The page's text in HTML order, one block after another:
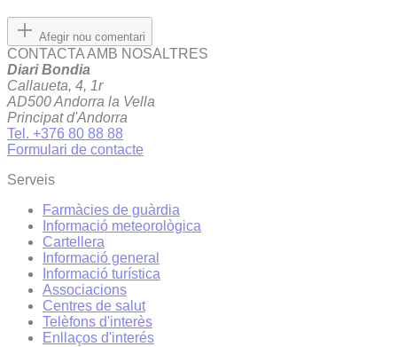
Afegir nou comentari
CONTACTA AMB NOSALTRES
Diari Bondia
Callaueta, 4, 1r
AD500 Andorra la Vella
Principat d'Andorra
Tel. +376 80 88 88
Formulari de contacte
Serveis
Farmàcies de guàrdia
Informació meteorològica
Cartellera
Informació general
Informació turística
Associacions
Centres de salut
Telèfons d'interès
Enllaços d'interés